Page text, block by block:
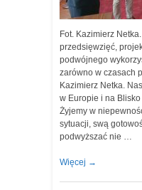
Fot. Kazimierz
przedsięwzięć,
podwójnego
zarówno w czasach
Kazimierz Netka.
w Europie i na
Żyjemy w
sytuacji, swą
podwyższać nie …
Więcej →